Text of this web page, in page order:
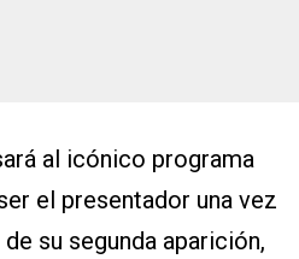
al icónico programa
el presentador una vez
su segunda aparición,